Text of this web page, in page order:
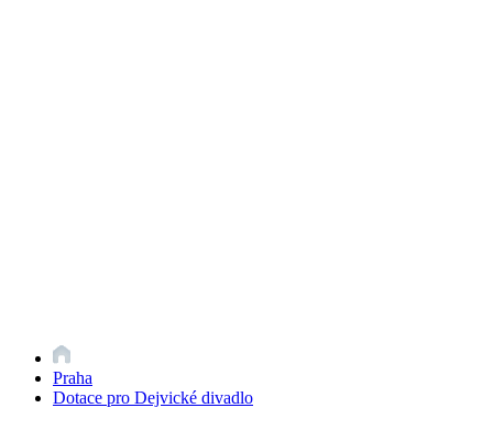
Praha
Dotace pro Dejvické divadlo